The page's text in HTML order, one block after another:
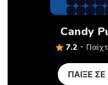
Candy
7.2
ΠΑΊΞΕ ΣΕ